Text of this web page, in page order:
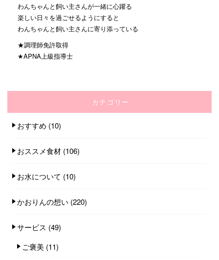
わんちゃんと飼い主さんが一緒に心躍る
楽しい日々を過ごせるようにすると
わんちゃんと飼い主さんに寄り添っている
★調理師免許取得
★APNA上級指導士
カテゴリー
おすすめ (10)
おススメ食材 (106)
お水について (10)
かおりんの想い (220)
サービス (49)
ご褒美 (11)